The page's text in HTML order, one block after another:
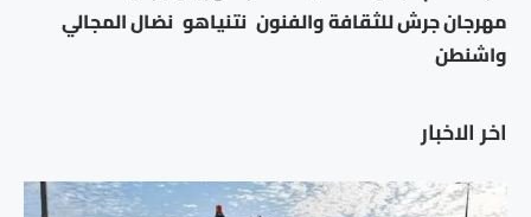
اخر الاخبار
مهرجان جرش للثقافة والفنون نتنياهو نضال المجالي
واشنطن